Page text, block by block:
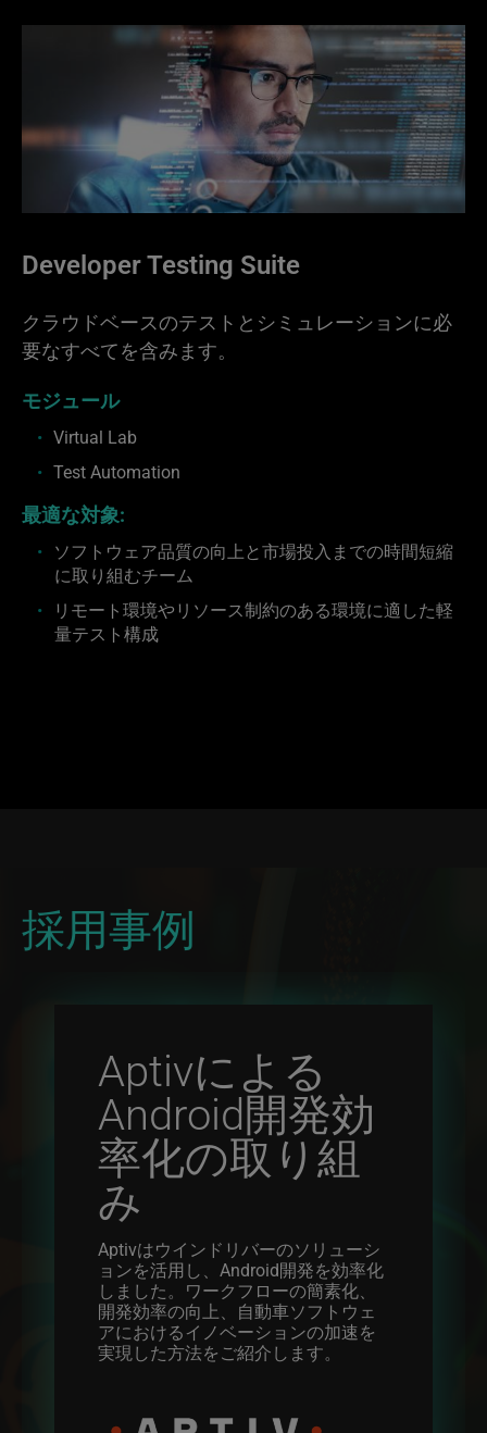
Developer Testing Suite
クラウドベースのテストとシミュレーションに必
要なすべてを含みます。
モジュール
Virtual Lab
Test Automation
最適な対象:
ソフトウェア品質の向上と市場投入までの時間短縮
に取り組むチーム
リモート環境やリソース制約のある環境に適した軽
量テスト構成
採用事例
Aptivによる
Android開発効
率化の取り組
み
Aptivはウインドリバーのソリューシ
ョンを活用し、Android開発を効率化
しました。ワークフローの簡素化、
開発効率の向上、自動車ソフトウェ
アにおけるイノベーションの加速を
実現した方法をご紹介します。